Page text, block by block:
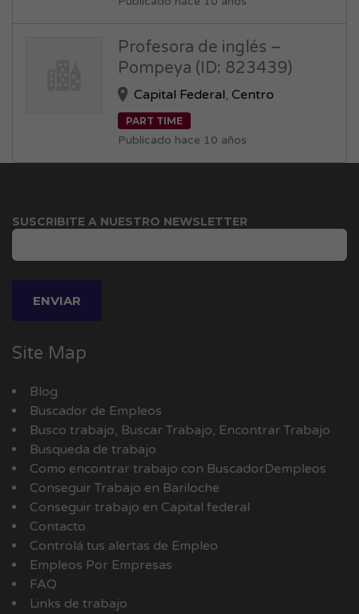
Profesora de inglés –
Pompeya (ID: 823439)
Capital Federal,Centro
PART TIME
Publicado hace 10 años
SUSCRIBITE A NUESTRO NEWSLETTER
Site Map
Blog
Buscador de Empleos
Busco trabajo, Buscar Trabajo, Encontrar Trabajo
Busqueda de trabajo
Como encontrar trabajo con BuscadorDempleos
Conseguir Trabajo en Bariloche
Conseguir trabajo en Capital federal
Contacto
Controlá tus alertas de Empleo
Empleos Por Empresas
FAQ
Links de trabajo